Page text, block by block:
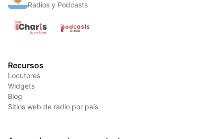
Radios y Podcasts
Recursos
Locutores
Widgets
Blog
Sitios web de radio por país